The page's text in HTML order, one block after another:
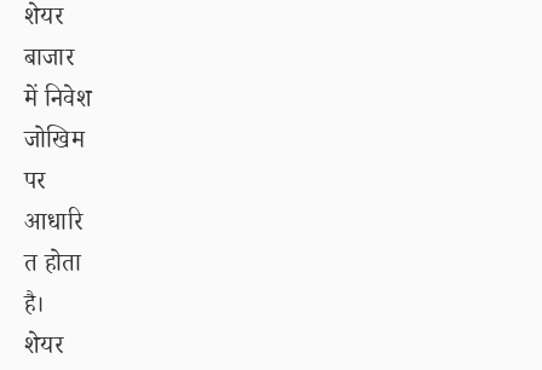
शेयर
बाजार
में निवेश
जोखिम
पर
आधारि
त होता
है।
शेयर